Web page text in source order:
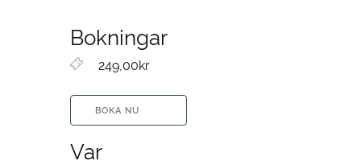
Bokningar
249,00kr
BOKA NU
Var